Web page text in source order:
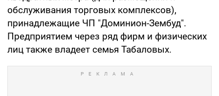
обслуживания торговых комплексов),
принадлежащие ЧП "Доминион-Зембуд".
Предприятием через ряд фирм и физических
лиц также владеет семья Табаловых.